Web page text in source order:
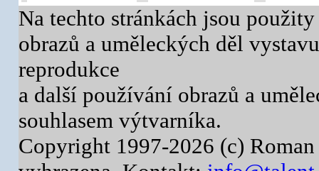
Na techto stránkách jsou
obrazů a uměleckých děl
reprodukce
a další používání obrazů a
souhlasem výtvarníka.
Copyright 1997-2026 (c)